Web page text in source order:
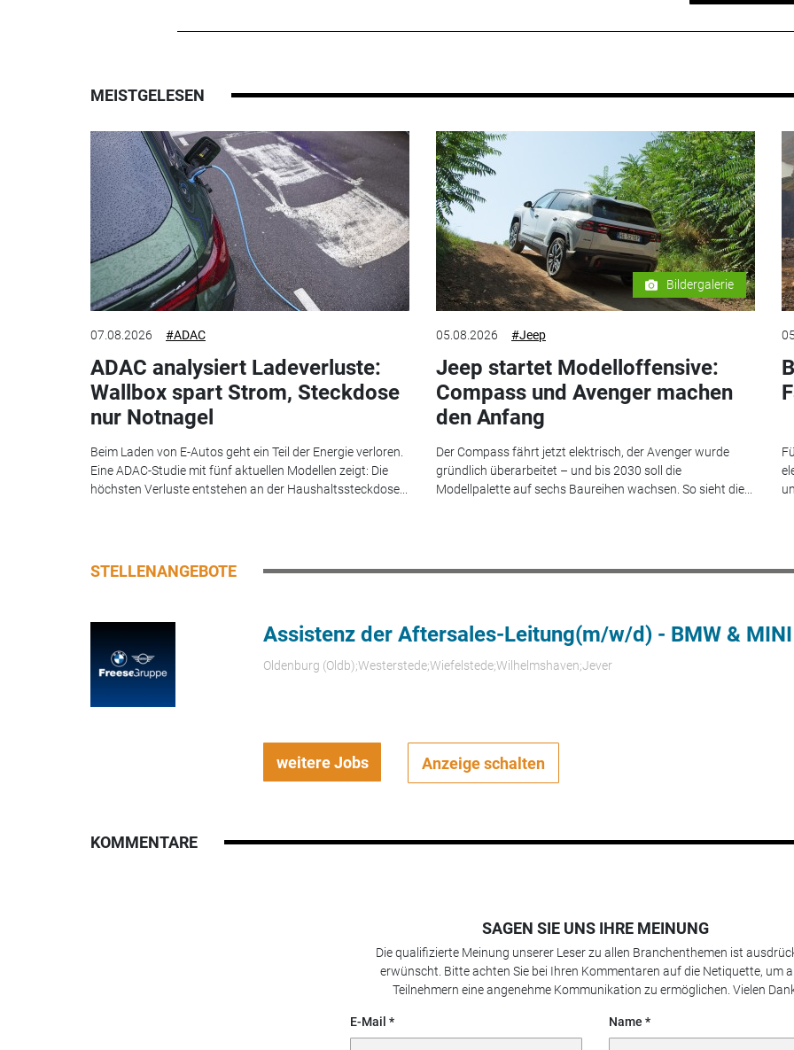
MEISTGELESEN
07.08.2026 #ADAC
ADAC analysiert Ladeverluste:
Wallbox spart Strom, Steckdose
nur Notnagel
Beim Laden von E-Autos geht ein Teil der Energie verloren.
Eine ADAC-Studie mit fünf aktuellen Modellen zeigt: Die
höchsten Verluste entstehen an der Haushaltssteckdose...
Bildergalerie
05.08.2026 #Jeep
Jeep startet Modelloffensive:
Compass und Avenger machen
den Anfang
Der Compass fährt jetzt elektrisch, der Avenger wurde
gründlich überarbeitet – und bis 2030 soll die
Modellpalette auf sechs Baureihen wachsen. So sieht die...
STELLENANGEBOTE
Assistenz der Aftersales-Leitung(m/w/d) - BMW & MINI
Oldenburg (Oldb);Westerstede;Wiefelstede;Wilhelmshaven;Jever
weitere Jobs Anzeige schalten
KOMMENTARE
SAGEN SIE UNS IHRE MEINUNG
Die qualifizierte Meinung unserer Leser zu allen Branchenthemen ist
erwünscht. Bitte achten Sie bei Ihren Kommentaren auf die Netiquette, um
Teilnehmern eine angenehme Kommunikation zu ermöglichen. Vielen
E-Mail Name